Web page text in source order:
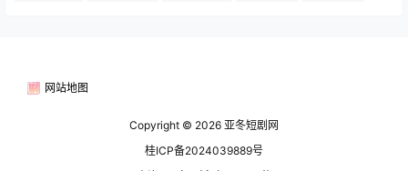
网站地图
Copyright © 2026 亚冬短剧网
桂ICP备2024039889号